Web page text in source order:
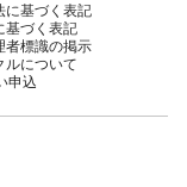
に基づく表記
基づく表記
者標識の掲示
ルについて
申込